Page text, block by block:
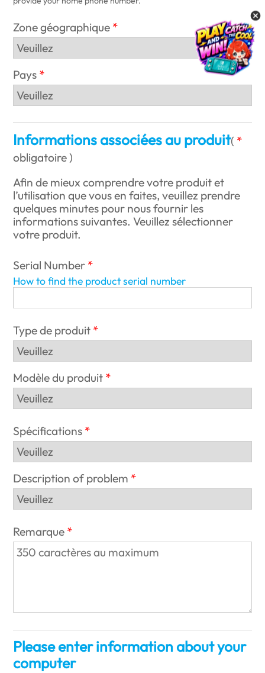
Zone géographique
Pays
Informations associées au produit(
obligatoire)
Afin de mieux comprendre votre produit et
l’utilisation que vous en faites, veuillez prendre
quelques minutes pour nous fournir les
informations suivantes. Veuillez sélectionner
votre produit.
Serial Number
How to find the product serial number
Type de produit
Modèle du produit
Spécifications
Description of problem
Remarque
Please enter information about your
computer